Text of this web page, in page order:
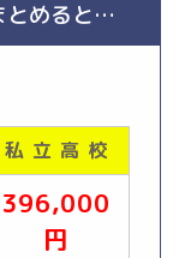
とめると…
私 立 高 校
396,000
円